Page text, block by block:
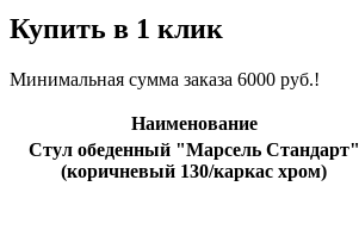
Купить в 1 клик
Минимальная сумма заказа 6000 руб.!
Наименование
Стул обеденный "Марсель Стандарт"
(коричневый 130/каркас хром)